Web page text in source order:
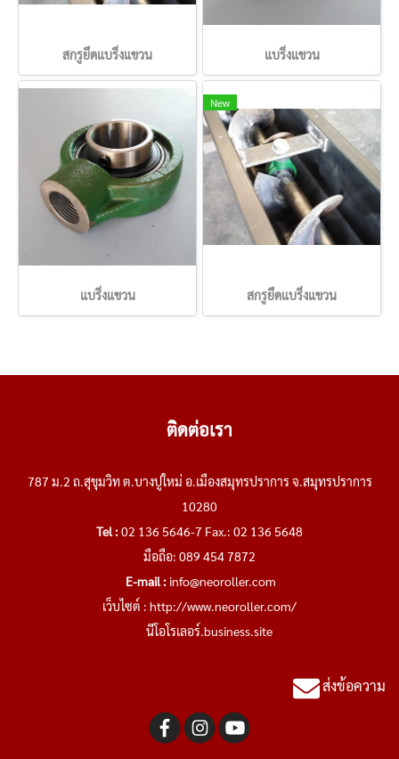
สกรูยึดแบริ่งแขวน แบริ่งแขวน
แบริ่งแขวน
New
สกรูยึดแบริ่งแขวน
ติดต่อเรา
787 ม.2 ถ.สุขุมวิท ต.บางปูใหม่ อ.เมืองสมุทรปราการ จ.สมุทรปราการ
10280
Tel :02 136 5646-7 Fax.: 02 136 5648
มือถือ: 089 454 7872
E-mail : info@neoroller.com
เว็บไซต์ : http://www.neoroller.com/
นีโอโรเลอร์.business.site
ส่งข้อความ